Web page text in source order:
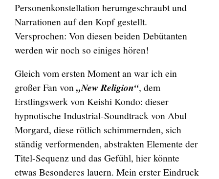
Personenkonstellation herumgeschraubt und
Narrationen auf den Kopf gestellt.
Versprochen: Von diesen beiden Debütanten
werden wir noch so einiges hören!
Gleich vom ersten Moment an war ich ein
großer Fan von„New Religion“, dem
Erstlingswerk von Keishi Kondo: dieser
hypnotische Industrial-Soundtrack von Abul
Morgard, diese rötlich schimmernden, sich
ständig verformenden, abstrakten Elemente der
Titel-Sequenz und das Gefühl, hier könnte
etwas Besonderes lauern. Mein erster Eindruck